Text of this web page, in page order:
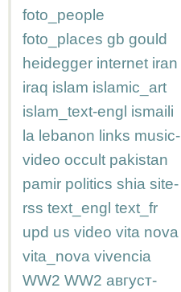
foto_people
foto_places gb gould
heidegger internet iran
iraq islam islamic_art
islam_text-engl ismaili
la lebanon links music-
video occult pakistan
pamir politics shia site-
rss text_engl text_fr
upd us video vita nova
vita_nova vivencia
WW2 WW2 август-